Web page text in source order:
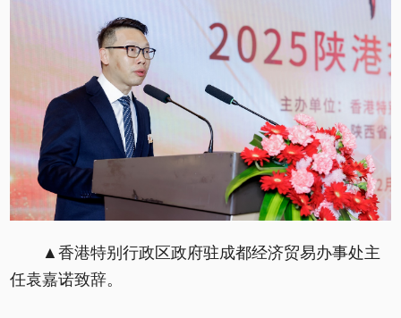
▲香港特别行政区政府驻成都经济贸易办事处主
任袁嘉诺致辞。